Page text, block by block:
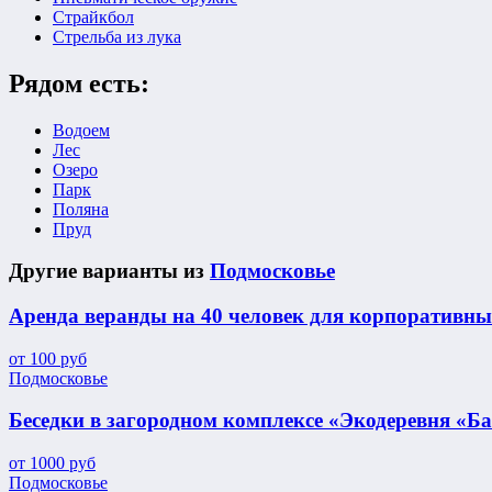
Страйкбол
Стрельба из лука
Рядом есть:
Водоем
Лес
Озеро
Парк
Поляна
Пруд
Другие варианты из Подмосковье
Аренда веранды на 40 человек для
от 100 руб
Подмосковье
Беседки в загородном комплексе «Экодеревня
от 1000 руб
Подмосковье